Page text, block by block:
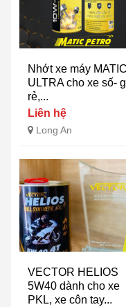
Nhớt xe máy MATIC
ULTRA cho xe số-
rẻ,...
Liên hệ
Long An
VECTOR HELIOS
5W40 dành cho xe
PKL, xe côn tay...